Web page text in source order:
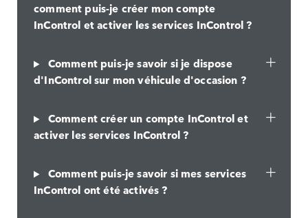
comment puis-je créer mon compte
InControl et activer les services InControl ?
Comment puis-je savoir si je dispose
d'InControl sur mon véhicule d'occasion ?
Comment créer un compte InControl et
activer les services InControl ?
Comment puis-je savoir si mes services
InControl ont été activés ?